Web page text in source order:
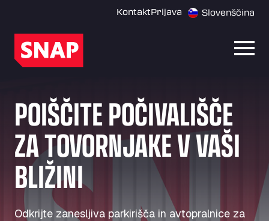
KontaktPrijava Slovenščina
POIŠČITE POČIVALIŠČE
ZA TOVORNJAKE V VAŠI
BLIŽINI
Odkrijte zanesljiva parkirišča in avtopralnice za